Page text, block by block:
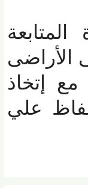
إتخاذ
علي